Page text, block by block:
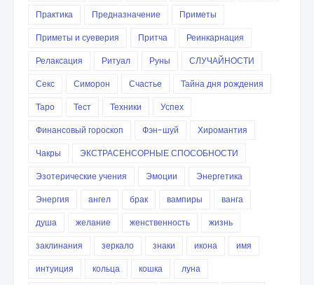
Практика
Предназначение
Приметы
Приметы и суеверия
Притча
Реинкарнация
Релаксация
Ритуал Руны
СЛУЧАЙНОСТИ
Секс
Симорон Счастье
Тайна дня рождения
Таро
Тест Техники
Успех
Финансовый гороскоп
Фэн-шуй
Хиромантия
Чакры
ЭКСТРАСЕНСОРНЫЕ СПОСОБНОСТИ
Эзотерические учения
Эмоции
Энергетика
Энергия
ангел брак вампиры
ванга
душа
желание женственность
жизнь
заклинания
зеркало знаки икона
имя
интуиция
кольца кошка
луна